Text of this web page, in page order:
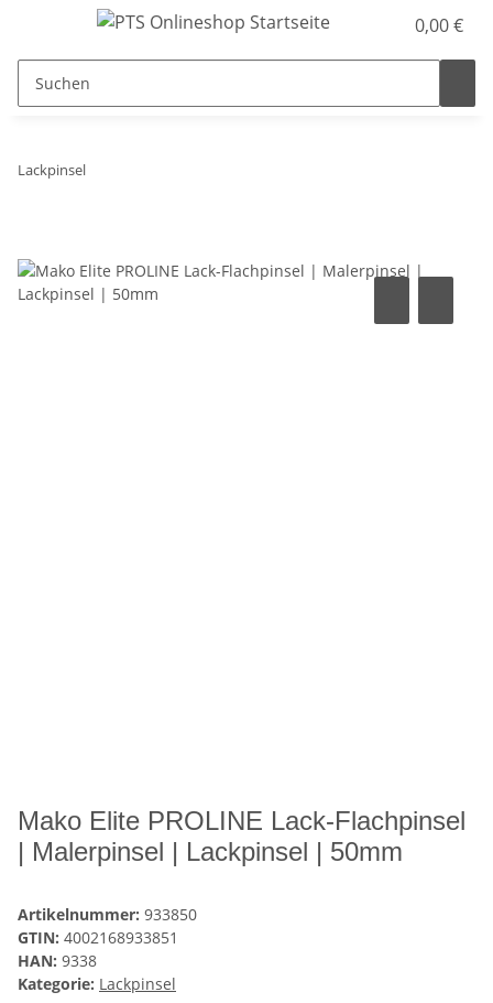
0,00 €
Lackpinsel
Mako Elite PROLINE Lack-Flachpinsel
| Malerpinsel | Lackpinsel | 50mm
Artikelnummer: 933850
GTIN: 4002168933851
HAN: 9338
Kategorie: Lackpinsel